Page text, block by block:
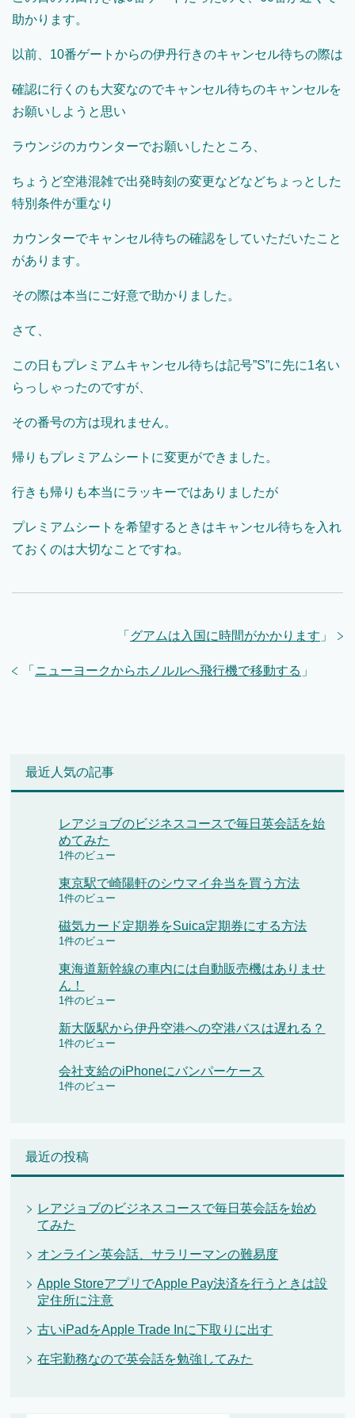
助かります。
以前、10番ゲートからの伊丹行きのキャンセル待ちの際は
確認に行くのも大変なのでキャンセル待ちのキャンセルを
お願いしようと思い
ラウンジのカウンターでお願いしたところ、
ちょうど空港混雑で出発時刻の変更などなどちょっとした
特別条件が重なり
カウンターでキャンセル待ちの確認をしていただいたこと
があります。
その際は本当にご好意で助かりました。
さて、
この日もプレミアムキャンセル待ちは記号”S”に先に1名い
らっしゃったのですが、
その番号の方は現れません。
帰りもプレミアムシートに変更ができました。
行きも帰りも本当にラッキーではありましたが
プレミアムシートを希望するときはキャンセル待ちを入れ
ておくのは大切なことですね。
「 グアムは入国に時間がかかります 」
「 ニューヨークからホノルルへ飛行機で移動する 」
最近人気の記事
レアジョブのビジネスコースで毎日英会話を始
めてみた
1件のビュー
東京駅で崎陽軒のシウマイ弁当を買う方法
1件のビュー
磁気カード定期券をSuica定期券にする方法
1件のビュー
東海道新幹線の車内には自動販売機はありませ
ん！
1件のビュー
新大阪駅から伊丹空港への空港バスは遅れる？
1件のビュー
会社支給のiPhoneにバンパーケース
1件のビュー
最近の投稿
レアジョブのビジネスコースで毎日英会話を始め
てみた
オンライン英会話、サラリーマンの難易度
Apple StoreアプリでApple Pay決済を行うときは設
定住所に注意
古いiPadをApple Trade Inに下取りに出す
在宅勤務なので英会話を勉強してみた